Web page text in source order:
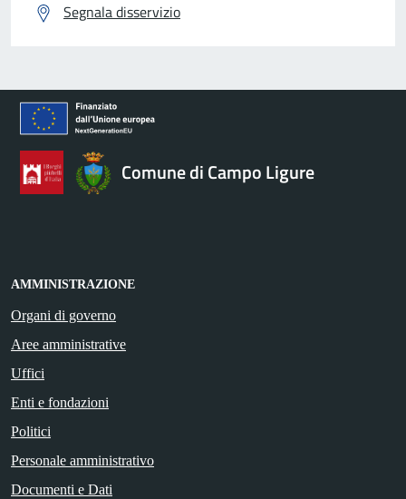
Segnala disservizio
Comune di Campo Ligure
AMMINISTRAZIONE
Organi di governo
Aree amministrative
Uffici
Enti e fondazioni
Politici
Personale amministrativo
Documenti e Dati